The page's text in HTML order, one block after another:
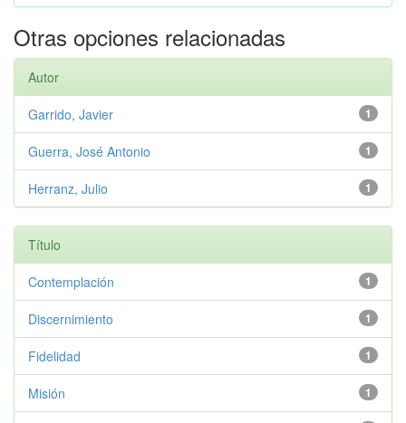
Otras opciones relacionadas
Autor
1
Garrido, Javier
1
Guerra, José Antonio
1
Herranz, Julio
Título
1
Contemplación
1
Discernimiento
1
Fidelidad
1
Misión